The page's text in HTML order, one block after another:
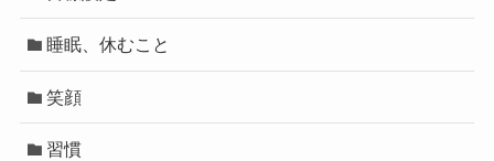
睡眠、休むこと
笑顔
習慣